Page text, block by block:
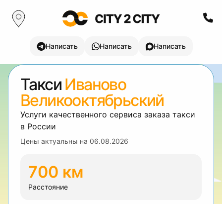
Написать Написать Написать
Такси Иваново
Великооктябрьский
Услуги качественного сервиса заказа такси
в России
Цены актуальны на 06.08.2026
700 км
Расстояние